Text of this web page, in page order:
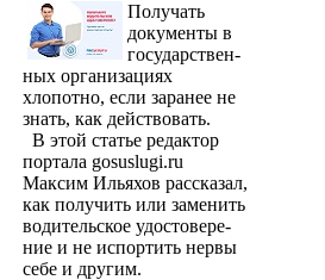
Получать
доку­менты в
государствен­
ных организациях
хлопотно, если заранее не
знать, как действовать.
В этой статье редактор
портала gosuslugi.ru
Максим Ильяхов рассказал,
как получить или заменить
водительское удостовере­
ние и не испортить нервы
себе и другим.